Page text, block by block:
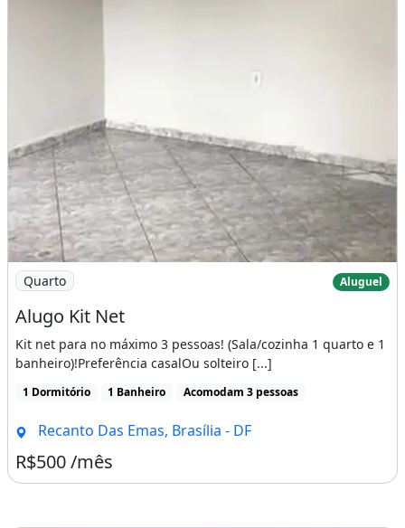
Imagem: Alugo Kit Net
Quarto Aluguel
Alugo Kit Net
Kit net para no máximo 3 pessoas! (Sala/cozinha 1 quarto e 1
banheiro)!Preferência casalOu solteiro [...]
1 Dormitório 1 Banheiro Acomodam 3 pessoas
Recanto Das Emas, Brasília - DF
R$500 /mês